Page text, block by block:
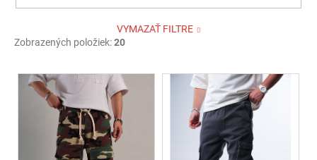
VYMAZAŤ FILTRE
Zobrazených položiek:20
V